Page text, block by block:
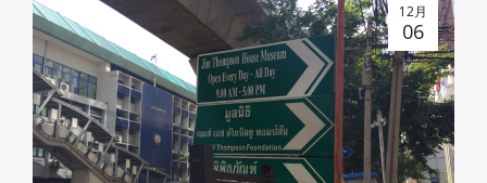
12月
06